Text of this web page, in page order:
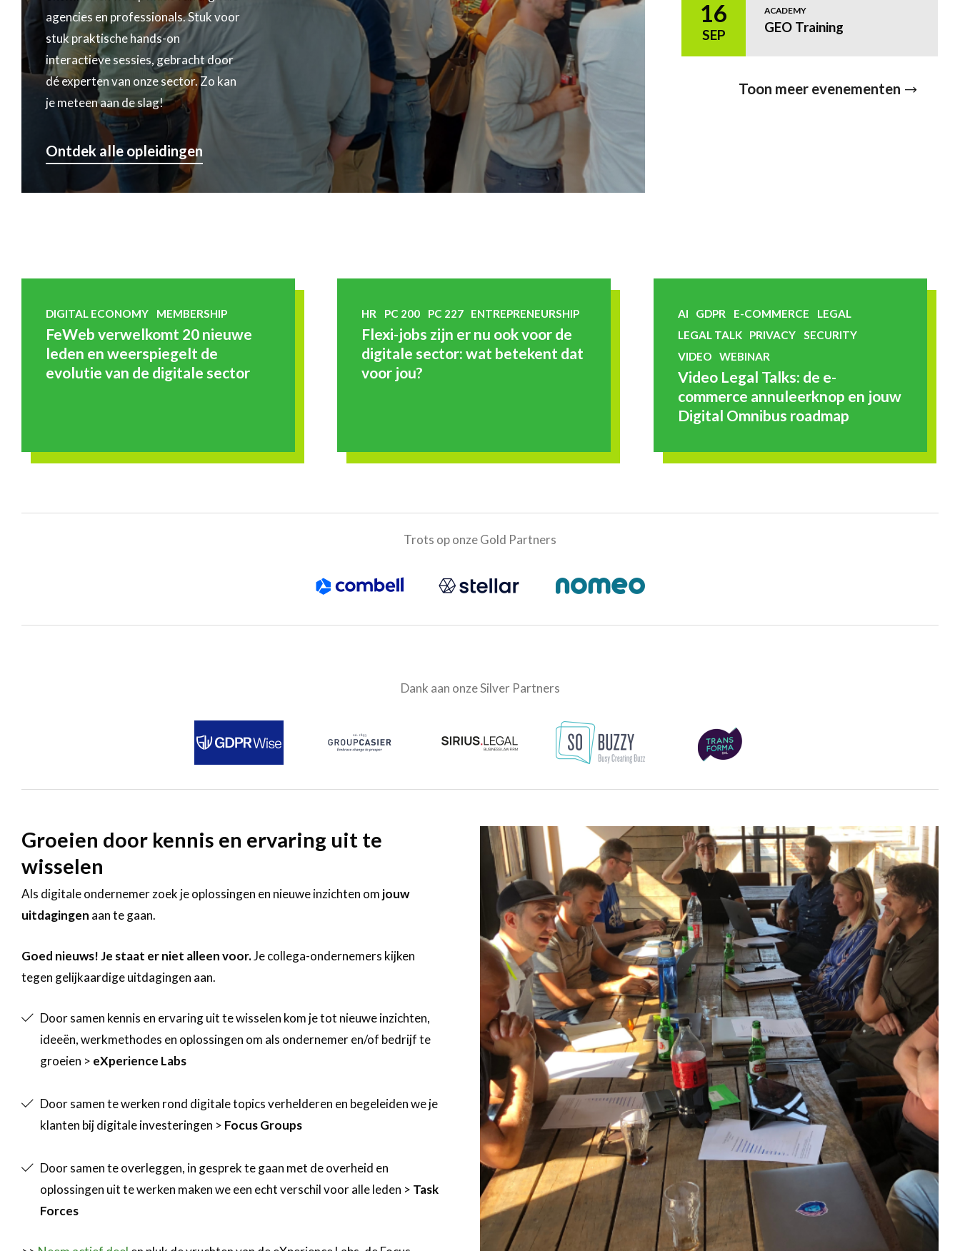
agencies en professionals. Stuk voor
stuk praktische hands-on
interactieve sessies, gebracht door
dé experten van onze sector. Zo kan
je meteen aan de slag!
Ontdek alle opleidingen
16
SEP
ACADEMY
GEO Training
Toon meer evenementen
DIGITAL ECONOMY MEMBERSHIP
FeWeb verwelkomt 20 nieuwe
leden en weerspiegelt de
evolutie van de digitale sector
HR PC 200 PC 227 ENTREPRENEURSHIP
Flexi-jobs zijn er nu ook voor de
digitale sector: wat betekent dat
voor jou?
AI GDPR E-COMMERCE
LEGAL
LEGAL TALK
PRIVACY
SECURITY
VIDEO
WEBINAR
Video Legal Talks: de e-
commerce annuleerknop en jouw
Digital Omnibus roadmap
Trots op onze Gold Partners
Dank aan onze Silver Partners
Groeien door kennis en ervaring uit te
wisselen
Als digitale ondernemer zoek je oplossingen en nieuwe inzichten om jouw
uitdagingen aan te gaan.
Goed nieuws! Je staat er niet alleen voor.Je collega-ondernemers kijken
tegen gelijkaardige uitdagingen aan.
Door samen kennis en ervaring uit te wisselen kom je tot nieuwe inzichten,
ideeën, werkmethodes en oplossingen om als ondernemer en/of bedrijf te
groeien > eXperience Labs
Door samen te werken rond digitale topics verhelderen en begeleiden we je
klanten bij digitale investeringen > Focus Groups
Door samen te overleggen, in gesprek te gaan met de overheid en
oplossingen uit te werken maken we een echt verschil voor alle leden > Task
Forces